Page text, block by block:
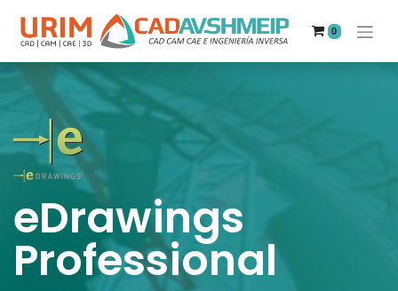
0
eDrawings
Professional